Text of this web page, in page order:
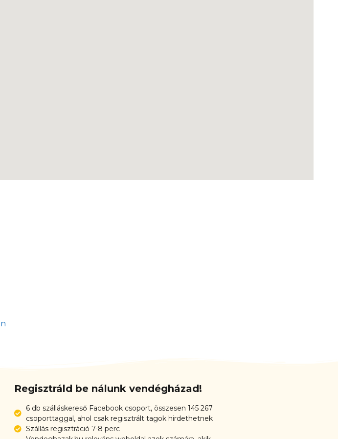
Regisztráld be nálunk vendégházad!
6 db szálláskereső Facebook csoport, összesen 145 267
csoporttaggal, ahol csak regisztrált tagok hirdethetnek
Szállás regisztráció 7-8 perc